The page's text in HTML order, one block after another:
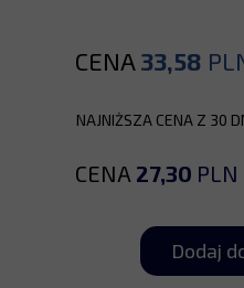
Dodaj
CENA 33,58
CENA 27,30 PLN
NAJNIŻSZA CENA Z 30